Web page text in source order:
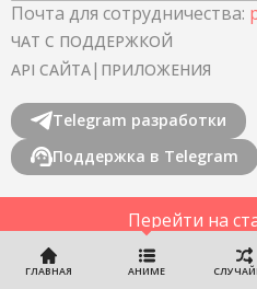
ГЛАВНАЯ АНИМЕ
Почта для сотрудничества:
ЧАТ С ПОДДЕРЖКОЙ
API САЙТА| ПРИЛОЖЕНИЯ
Telegram разработки
Поддержка в Telegram
Перейти на
©2022-2026